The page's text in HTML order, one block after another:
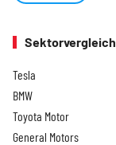
Sektorvergleich
Tesla
BMW
Toyota Motor
General Motors